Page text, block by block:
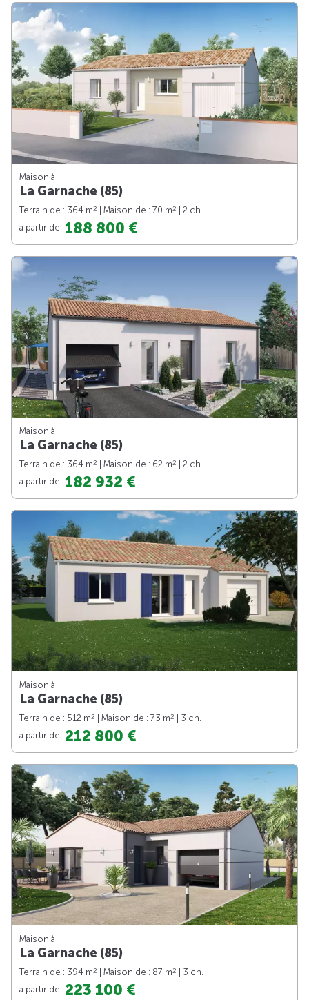
Maison à
La Garnache (85)
Terrain de : 364 m2 | Maison de : 70 m2
| 2 ch.
à partir de 188 800 €
Maison à
La Garnache (85)
Terrain de : 364 m2 | Maison de : 62 m2
| 2 ch.
à partir de 182 932 €
Maison à
La Garnache (85)
Terrain de : 512 m2 | Maison de : 73 m2
| 3 ch.
à partir de 212 800 €
Maison à
La Garnache (85)
Terrain de : 394 m2 | Maison de : 87 m2
| 3 ch.
à partir de 223 100 €